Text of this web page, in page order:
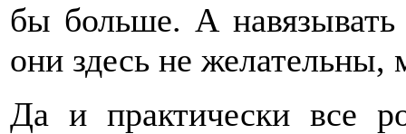
бы больше. А
они здесь не желательны,
Да и практически все